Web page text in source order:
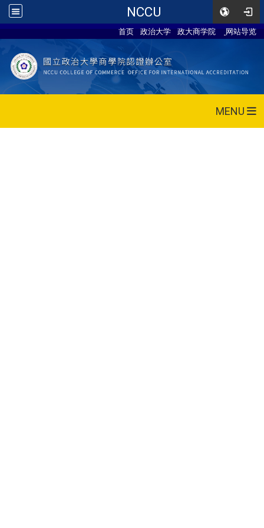
NCCU
首页 政治大学 政大商学院 网站导览
MENU